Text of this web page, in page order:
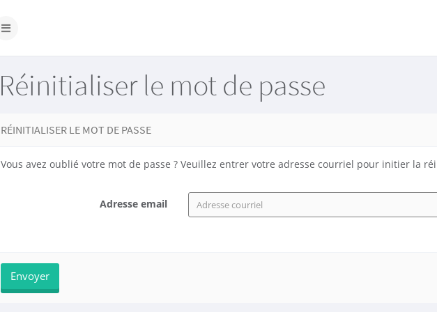
Réinitialiser le mot de passe
RÉINITIALISER LE MOT DE PASSE
Vous avez oublié votre mot de passe ? Veuillez entrer votre adresse courriel pour initier la
Adresse email